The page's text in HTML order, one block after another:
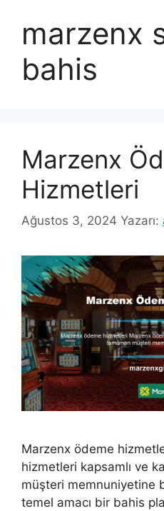
marzenx
bahis
Marzenx
Hizmetleri
Ağustos 3, 2024 Yazarı:
Marzenx ödeme
hizmetleri kapsamlı ve
müşteri memnuniyetine
temel amacı bir bahis